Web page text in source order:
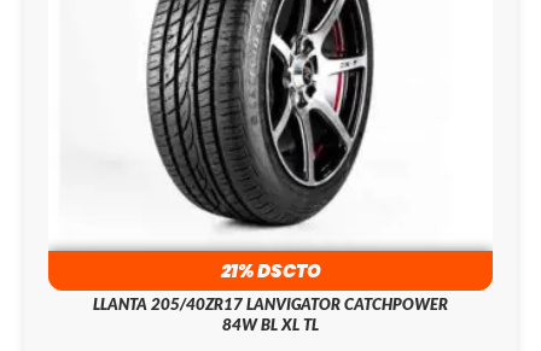
21% DSCTO
LLANTA 205/40ZR17 LANVIGATOR CATCHPOWER
84W BL XL TL